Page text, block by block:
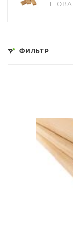
1
ФИЛЬТР